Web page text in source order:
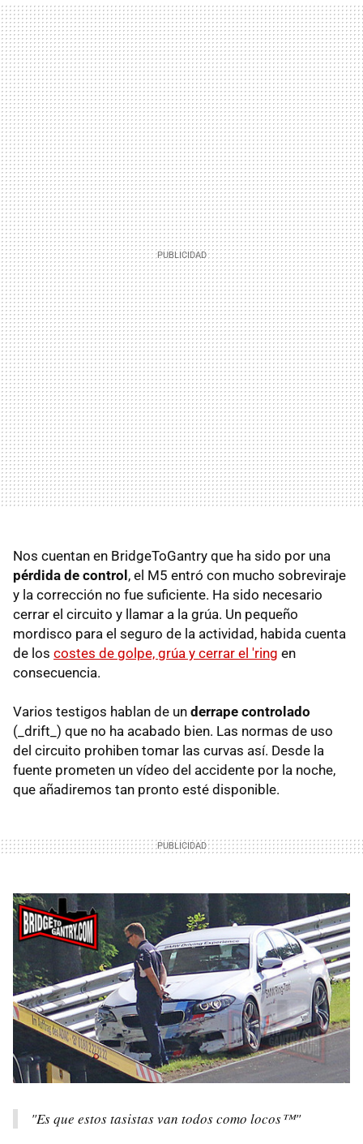
Nos cuentan en BridgeToGantry que ha sido por una
pérdida de control, el M5 entró con mucho sobreviraje
y la corrección no fue suficiente. Ha sido necesario
cerrar el circuito y llamar a la grúa. Un pequeño
mordisco para el seguro de la actividad, habida cuenta
de los costes de golpe, grúa y cerrar el 'ring en
consecuencia.
Varios testigos hablan de un derrape controlado
(_drift_) que no ha acabado bien. Las normas de uso
del circuito prohiben tomar las curvas así. Desde la
fuente prometen un vídeo del accidente por la noche,
que añadiremos tan pronto esté disponible.
"Es que estos tasistas van todos como locos™"